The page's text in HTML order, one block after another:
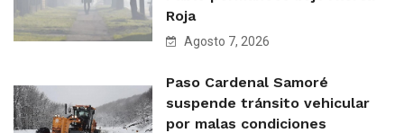
Roja
Agosto 7, 2026
Paso Cardenal Samoré
suspende tránsito vehicular
por malas condiciones